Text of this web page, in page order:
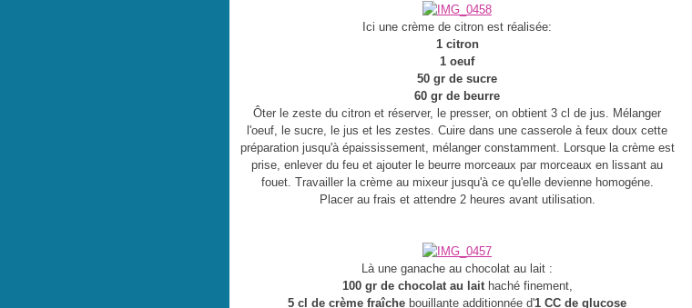
Ici une crème de citron est réalisée:
1 citron
1 oeuf
50 gr de sucre
60 gr de beurre
Ôter le zeste du citron et réserver, le presser, on obtient 3 cl de jus. Mélanger
l'oeuf, le sucre, le jus et les zestes. Cuire dans une casserole à feux doux cette
préparation jusqu'à épaississement, mélanger constamment. Lorsque la crème est
prise, enlever du feu et ajouter le beurre morceaux par morceaux en lissant au
fouet. Travailler la crème au mixeur jusqu'à ce qu'elle devienne homogéne.
Placer au frais et attendre 2 heures avant utilisation.
Là une ganache au chocolat au lait :
100 gr de chocolat au laithaché finement,
5 cl de crème fraîche bouillante additionnée d'1 CC de glucose